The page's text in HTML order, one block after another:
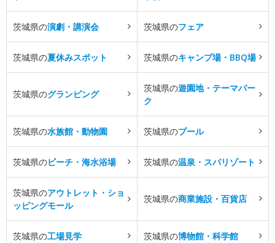
茨城県の演劇・講演会 茨城県のフェア
茨城県の夏休みスポット 茨城県のキャンプ場・BBQ場
茨城県のグランピング
茨城県の遊園地・テーマパー
ク
茨城県の水族館・動物園 茨城県のプール
茨城県のビーチ・海水浴場 茨城県の温泉・スパリゾート
茨城県のアウトレット・ショ
ッピングモール
茨城県の商業施設・百貨店
茨城県の工場見学 茨城県の博物館・科学館